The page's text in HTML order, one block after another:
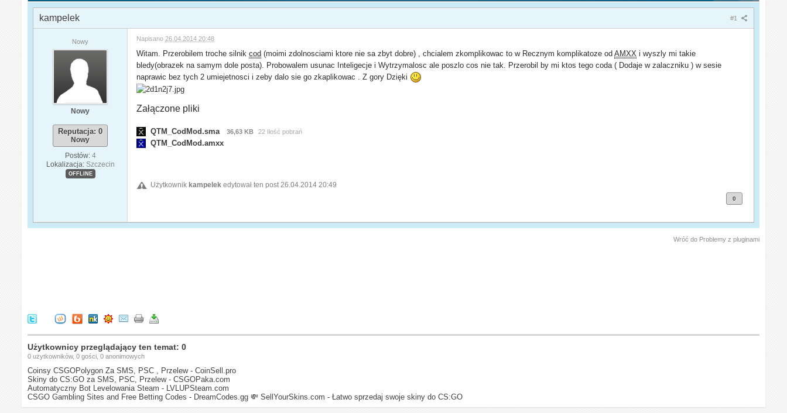
#1
kampelek
Nowy
Nowy
Reputacja: 0
Nowy
Postów: 4
Lokalizacja: Szczecin
OFFLINE
Napisano 26.04.2014 20:48
Witam. Przerobilem troche silnikcod (moimi zdolnosciami ktore nie sa zbyt dobre) , chcialem zkomplikowac to w Recznym komplikatoze odAMXX i wyszly mi takie
bledy(obrazek na samym dole posta). Probowalem usunac Inteligecje i Wytrzymalosc ale poszlo cos nie tak. Przerobil by mi ktos tego coda ( Dodaje w zalaczniku ) w sesie
naprawic bez tych 2 umiejetnosci i zeby dalo sie go zkaplikowac . Z gory Dzięki
Załączone pliki
QTM_CodMod.sma 36,63 KB 22 Ilość pobrań
QTM_CodMod.amxx
Użytkownik kampelek edytował ten post 26.04.2014 20:49
0
Wróć do Problemy z pluginami
Użytkownicy przeglądający ten temat: 0
0 użytkowników, 0 gości, 0 anonimowych
Coinsy CSGOPolygon Za SMS, PSC , Przelew - CoinSell.pro
Skiny do CS:GO za SMS, PSC, Przelew - CSGOPaka.com
Automatyczny Bot Levelowania Steam - LVLUPSteam.com
CSGO Gambling Sites and Free Betting Codes - DreamCodes.gg 💸 SellYourSkins.com - Łatwo sprzedaj swoje skiny do CS:GO